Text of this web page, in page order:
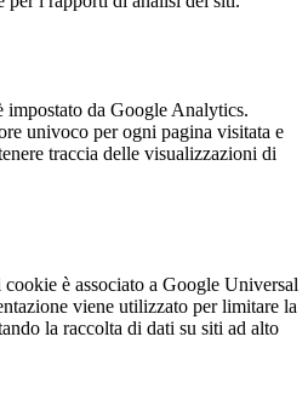
impostato da Google Analytics.
univoco per ogni pagina visitata e
traccia delle visualizzazioni di
è associato a Google Universal
viene utilizzato per limitare la
la raccolta di dati su siti ad alto